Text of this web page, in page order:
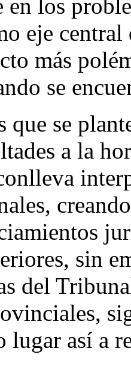
en los
eje
más
se
que se
a la
sin
del
lugar así a